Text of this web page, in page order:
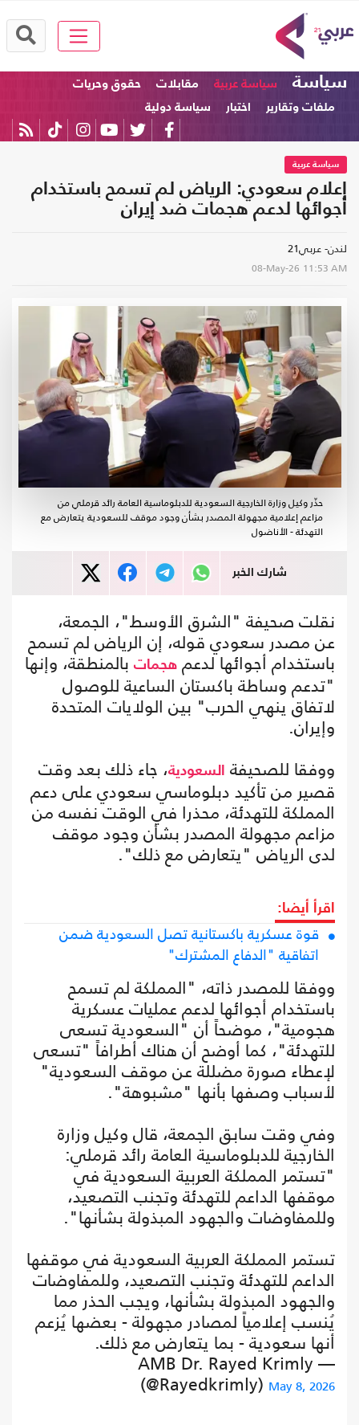
سياسة سياسة عربية مقابلات
حقوق وحريات
ملفات وتقارير
اختبار سياسة دولية
سياسة عربية
إعلام سعودي: الرياض لم تسمح باستخدام
أجوائها لدعم هجمات ضد إيران
لندن- عربي21
08-May-26 11:53 AM
حذّر وكيل وزارة الخارجية السعودية للدبلوماسية العامة رائد قرملي من
مزاعم إعلامية مجهولة المصدر بشأن وجود موقف للسعودية يتعارض مع
التهدئة - الأناضول
شارك الخبر
نقلت صحيفة "الشرق الأوسط"، الجمعة،
عن مصدر سعودي قوله، إن الرياض لم تسمح
باستخدام أجوائها لدعم هجمات بالمنطقة، وإنها
"تدعم وساطة باكستان الساعية للوصول
لاتفاق ينهي الحرب" بين الولايات المتحدة
وإيران.
ووفقا للصحيفة
السعودية، جاء ذلك بعد وقت
قصير من تأكيد دبلوماسي سعودي على دعم
المملكة للتهدئة، محذرا في الوقت نفسه من
مزاعم مجهولة المصدر بشأن وجود موقف
لدى الرياض "يتعارض مع ذلك".
اقرأ أيضا:
قوة عسكرية باكستانية تصل السعودية ضمن
اتفاقية "الدفاع المشترك"
ووفقا للمصدر ذاته، "المملكة لم تسمح
باستخدام أجوائها لدعم عمليات عسكرية
هجومية"، موضحاً أن "السعودية تسعى
للتهدئة"، كما أوضح أن هناك أطرافاً "تسعى
لإعطاء صورة مضللة عن موقف السعودية"
لأسباب وصفها بأنها "مشبوهة".
وفي وقت سابق الجمعة، قال وكيل وزارة
الخارجية للدبلوماسية العامة رائد قرملي:
"‏تستمر المملكة العربية السعودية في
موقفها الداعم للتهدئة وتجنب التصعيد،
وللمفاوضات والجهود المبذولة بشأنها".
تستمر المملكة العربية السعودية في موقفها
الداعم للتهدئة وتجنب التصعيد، وللمفاوضات
والجهود المبذولة بشأنها، ويجب الحذر مما
يُنسب إعلامياً لمصادر مجهولة - بعضها يُزعم
أنها سعودية - بما يتعارض مع ذلك.
— AMB Dr. Rayed Krimly
(@Rayedkrimly) May 8, 2026